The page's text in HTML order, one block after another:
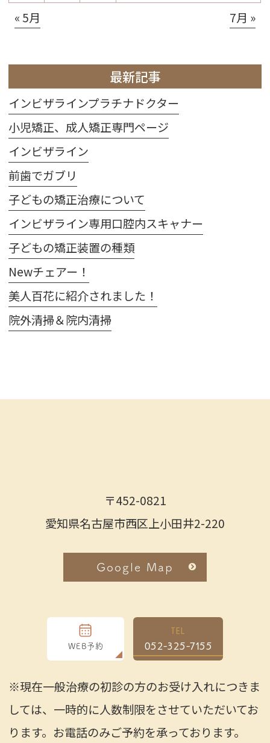
« 5月 7月 »
最新記事
インビザラインプラチナドクター
小児矯正、成人矯正専門ページ
インビザライン
前歯でガブリ
子どもの矯正治療について
インビザライン専用口腔内スキャナー
子どもの矯正装置の種類
Newチェアー！
美人百花に紹介されました！
院外清掃＆院内清掃
〒452-0821
愛知県名古屋市西区上小田井2-220
Google Map
WEB予約
TEL
052-325-7155
※現在一般治療の初診の方のお受け入れにつきま
しては、一時的に人数制限をさせていただいてお
ります。お電話のみご予約を承っております。